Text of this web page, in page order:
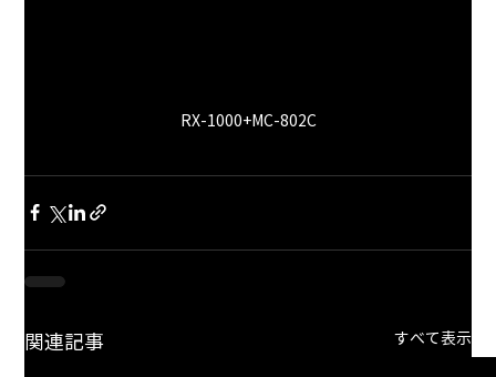
RX-1000+MC-802C
関連記事 すべて表示